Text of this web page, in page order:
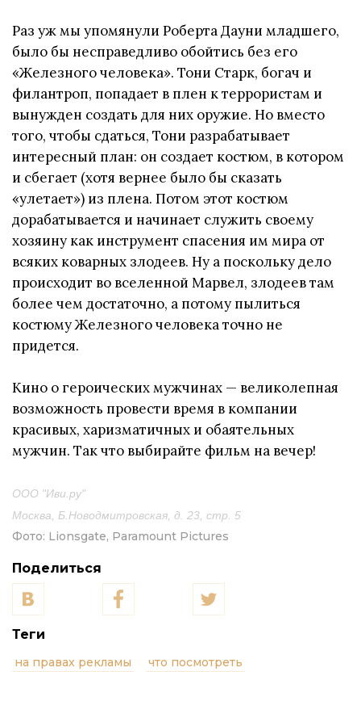
Раз уж мы упомянули Роберта Дауни младшего,
было бы несправедливо обойтись без его
«Железного человека». Тони Старк, богач и
филантроп, попадает в плен к террористам и
вынужден создать для них оружие. Но вместо
того, чтобы сдаться, Тони разрабатывает
интересный план: он создает костюм, в котором
и сбегает (хотя вернее было бы сказать
«улетает») из плена. Потом этот костюм
дорабатывается и начинает служить своему
хозяину как инструмент спасения им мира от
всяких коварных злодеев. Ну а поскольку дело
происходит во вселенной Марвел, злодеев там
более чем достаточно, а потому пылиться
костюму Железного человека точно не
придется.
Кино о героических мужчинах — великолепная
возможность провести время в компании
красивых, харизматичных и обаятельных
мужчин. Так что выбирайте фильм на вечер!
ООО "Иви.ру"
Москва, Б.Новодмитровская, д. 23, стр. 5
Фото: Lionsgate, Paramount Pictures
Поделиться
Теги
на правах рекламы что посмотреть